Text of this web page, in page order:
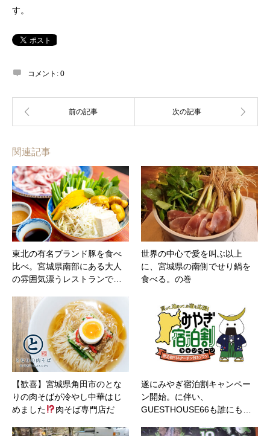
す。
コメント: 0
関連記事
東北の有名ブランド豚を食べ
比べ。宮城県南部にある大人
の雰囲気漂うレストランで…
世界の中心で愛を叫ぶ以上
に、宮城県の南側でせり鍋を
食べる。の巻
【歓喜】宮城県角田市のとな
りの肉そばが冷やし中華はじ
めました
肉そば専門店だ
遂にみやぎ宿泊割キャンペー
ン開始。に伴い、
GUESTHOUSE66も誰にも…